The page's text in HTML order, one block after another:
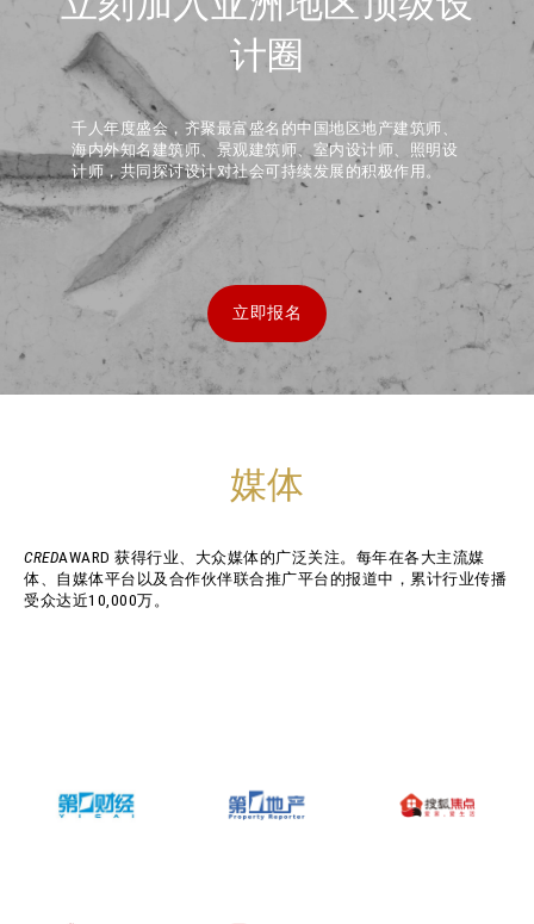
计圈
千人年度盛会，齐聚最富盛名的中国地区地产建筑师、
海内外知名建筑师、景观建筑师、室内设计师、照明设
计师，共同探讨设计对社会可持续发展的积极作用。
立即报名
媒体
CREDAWARD 获得行业、大众媒体的广泛关注。每年在各大主流媒
体、自媒体平台以及合作伙伴联合推广平台的报道中，累计行业传播
受众达近10,000万。